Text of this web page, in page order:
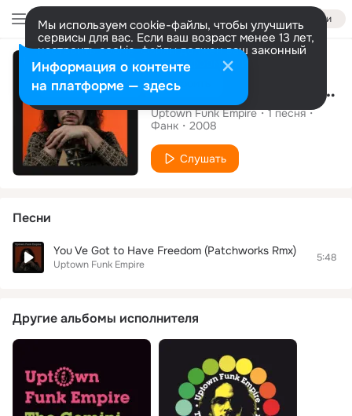
Войти
Мы используем cookie-файлы, чтобы улучшить
сервисы для вас. Если ваш возраст менее 13 лет,
настроить cookie-файлы должен ваш законный
представитель. Больше информации
Разрешить все Настроить
Альбом
The Sampler Strikes Back
Uptown Funk Empire 1песня
Фанк
2008
Слушать
Песни
You Ve Got to Have Freedom (Patchworks Rmx)
Uptown Funk Empire
5:48
Другие альбомы исполнителя
Информация о контенте
на платформе — здесь